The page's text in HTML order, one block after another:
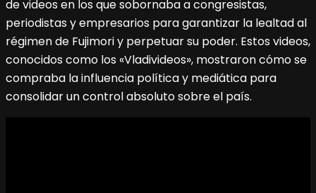
de videos en los que sobornaba a congresistas,
periodistas y empresarios para garantizar la lealtad al
régimen de Fujimori y perpetuar su poder. Estos videos,
conocidos como los «Vladivideos», mostraron cómo se
compraba la influencia política y mediática para
consolidar un control absoluto sobre el país.